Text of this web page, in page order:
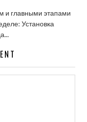
и главными этапами
Установка